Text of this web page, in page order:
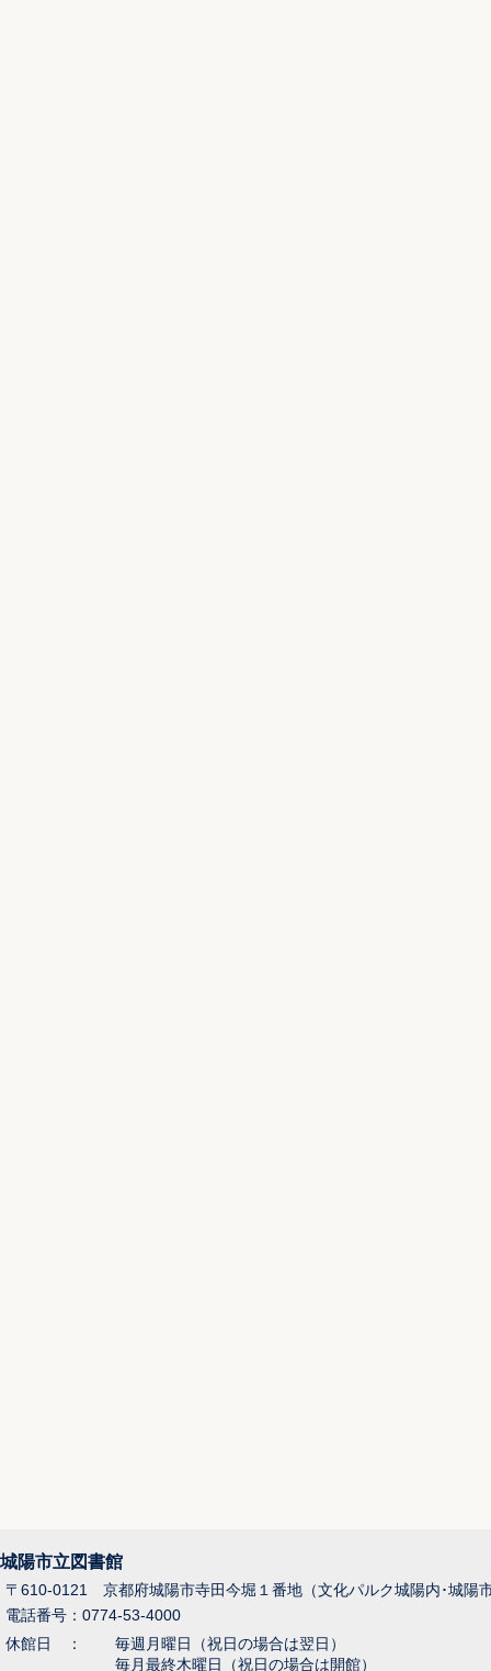
城陽市立図書館
〒610-0121 京都府城陽市寺田今堀１番地（文化パルク城陽内･城陽
電話番号：0774-53-4000
休館日 ：
毎週月曜日（祝日の場合は翌日）
毎月最終木曜日（祝日の場合は開館）